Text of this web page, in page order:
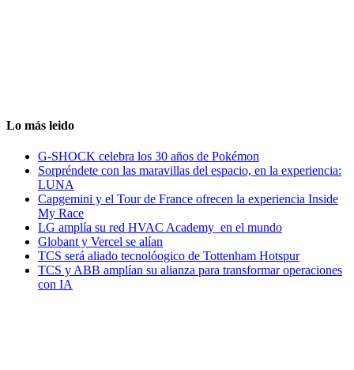
Lo más leido
G-SHOCK celebra los 30 años de Pokémon
Sorpréndete con las maravillas del espacio, en la experiencia:
LUNA
Capgemini y el Tour de France ofrecen la experiencia Inside
My Race
LG amplía su red HVAC Academy en el mundo
Globant y Vercel se alían
TCS será aliado tecnolóogico de Tottenham Hotspur
TCS y ABB amplían su alianza para transformar operaciones
con IA